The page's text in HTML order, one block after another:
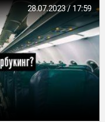
Мы выбрали 12
рассказывают
женских
к родной
28.07.2023 / 17:59